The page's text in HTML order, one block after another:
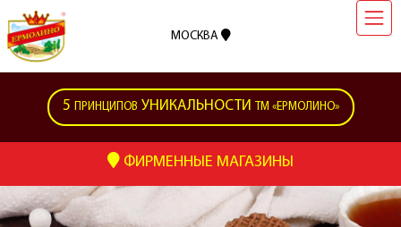
МОСКВА
5 ПРИНЦИПОВ УНИКАЛЬНОСТИ ТМ «ЕРМОЛИНО»
ФИРМЕННЫЕ МАГАЗИНЫ